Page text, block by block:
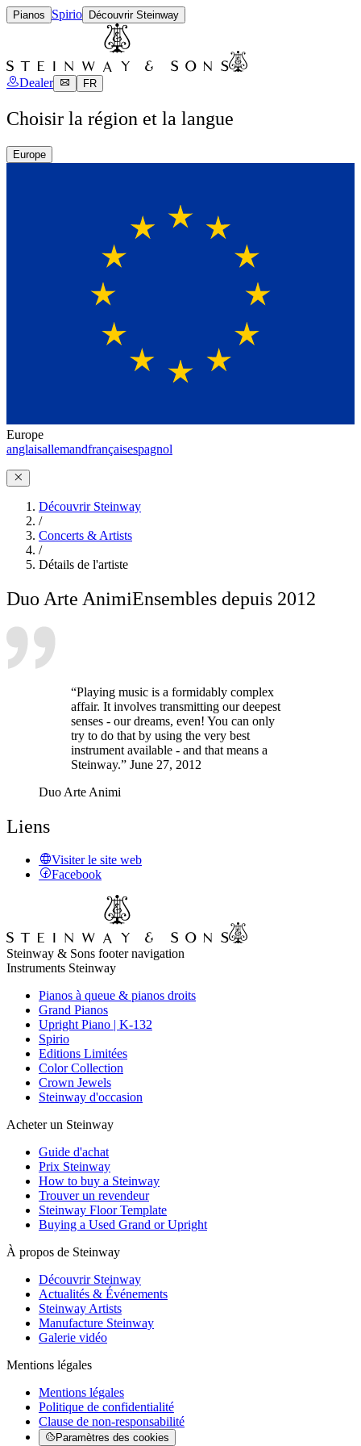
Pianos Spirio Découvrir Steinway
Dealer FR
Choisir la région et la langue
Europe
Europe
anglaisallemandfrançaisespagnol
Découvrir Steinway
/
Concerts & Artists
/
Détails de l'artiste
Duo Arte AnimiEnsembles depuis 2012
“Playing music is a formidably complex
affair. It involves transmitting our deepest
senses - our dreams, even! You can only
try to do that by using the very best
instrument available - and that means a
Steinway.” June 27, 2012
Duo Arte Animi
Liens
Visiter le site web
Facebook
Steinway & Sons footer navigation
Instruments Steinway
Pianos à queue & pianos droits
Grand Pianos
Upright Piano | K-132
Spirio
Editions Limitées
Color Collection
Crown Jewels
Steinway d'occasion
Acheter un Steinway
Guide d'achat
Prix Steinway
How to buy a Steinway
Trouver un revendeur
Steinway Floor Template
Buying a Used Grand or Upright
À propos de Steinway
Découvrir Steinway
Actualités & Événements
Steinway Artists
Manufacture Steinway
Galerie vidéo
Mentions légales
Mentions légales
Politique de confidentialité
Clause de non-responsabilité
Paramètres des cookies